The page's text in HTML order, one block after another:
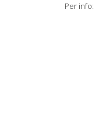
Per info: